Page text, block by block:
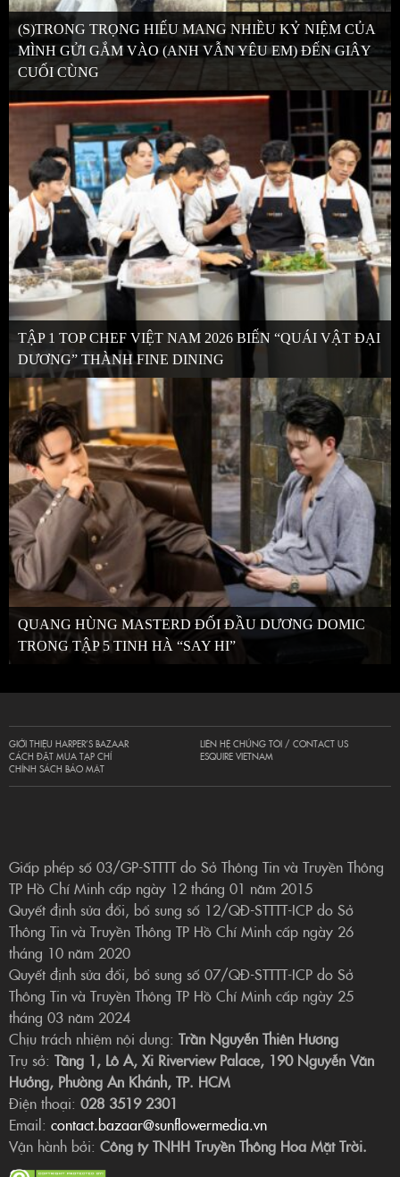
(S)TRONG TRỌNG HIẾU MANG NHIỀU KỶ NIỆM CỦA
MÌNH GỬI GẮM VÀO (ANH VẪN YÊU EM) ĐẾN GIÂY
CUỐI CÙNG
TẬP 1 TOP CHEF VIỆT NAM 2026 BIẾN “QUÁI VẬT ĐẠI
DƯƠNG” THÀNH FINE DINING
QUANG HÙNG MASTERD ĐỐI ĐẦU DƯƠNG DOMIC
TRONG TẬP 5 TINH HÀ “SAY HI”
GIỚI THIỆU HARPER’S BAZAAR
CÁCH ĐẶT MUA TẠP CHÍ
CHÍNH SÁCH BẢO MẬT
LIÊN HỆ CHÚNG TÔI / CONTACT US
ESQUIRE VIETNAM
Giấp phép số 03/GP-STTTT do Sở Thông Tin và Truyền Thông
TP Hồ Chí Minh cấp ngày 12 tháng 01 năm 2015
Quyết định sửa đổi, bổ sung số 12/QĐ-STTTT-ICP do Sở
Thông Tin và Truyền Thông TP Hồ Chí Minh cấp ngày 26
tháng 10 năm 2020
Quyết định sửa đổi, bổ sung số 07/QĐ-STTTT-ICP do Sở
Thông Tin và Truyền Thông TP Hồ Chí Minh cấp ngày 25
tháng 03 năm 2024
Chịu trách nhiệm nội dung: Trần Nguyễn Thiên Hương
Trụ sở: Tầng 1, Lô A, Xi Riverview Palace, 190 Nguyễn Văn
Hưởng, Phường An Khánh, TP. HCM
Điện thoại: 028 3519 2301
Email: contact.bazaar@sunflowermedia.vn
Vận hành bởi: Công ty TNHH Truyền Thông Hoa Mặt Trời.